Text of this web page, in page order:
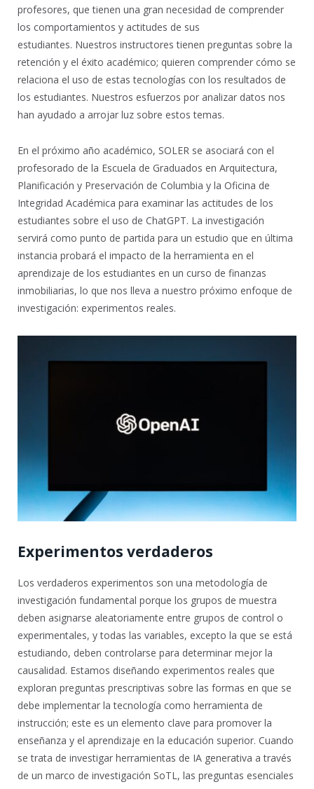
profesores, que tienen una gran necesidad de comprender
los comportamientos y actitudes de sus
estudiantes. Nuestros instructores tienen preguntas sobre la
retención y el éxito académico; quieren comprender cómo se
relaciona el uso de estas tecnologías con los resultados de
los estudiantes. Nuestros esfuerzos por analizar datos nos
han ayudado a arrojar luz sobre estos temas.
En el próximo año académico, SOLER se asociará con el
profesorado de la Escuela de Graduados en Arquitectura,
Planificación y Preservación de Columbia y la Oficina de
Integridad Académica para examinar las actitudes de los
estudiantes sobre el uso de ChatGPT. La investigación
servirá como punto de partida para un estudio que en última
instancia probará el impacto de la herramienta en el
aprendizaje de los estudiantes en un curso de finanzas
inmobiliarias, lo que nos lleva a nuestro próximo enfoque de
investigación: experimentos reales.
Experimentos verdaderos
Los verdaderos experimentos son una metodología de
investigación fundamental porque los grupos de muestra
deben asignarse aleatoriamente entre grupos de control o
experimentales, y todas las variables, excepto la que se está
estudiando, deben controlarse para determinar mejor la
causalidad. Estamos diseñando experimentos reales que
exploran preguntas prescriptivas sobre las formas en que se
debe implementar la tecnología como herramienta de
instrucción; este es un elemento clave para promover la
enseñanza y el aprendizaje en la educación superior. Cuando
se trata de investigar herramientas de IA generativa a través
de un marco de investigación SoTL, las preguntas esenciales